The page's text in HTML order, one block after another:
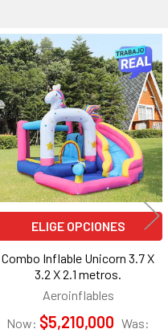
ELIGE OPCIONES
Combo Inflable Unicorn 3.7 X
3.2 X 2.1 metros.
Aeroinflables
Now: $5,210,000 Was: